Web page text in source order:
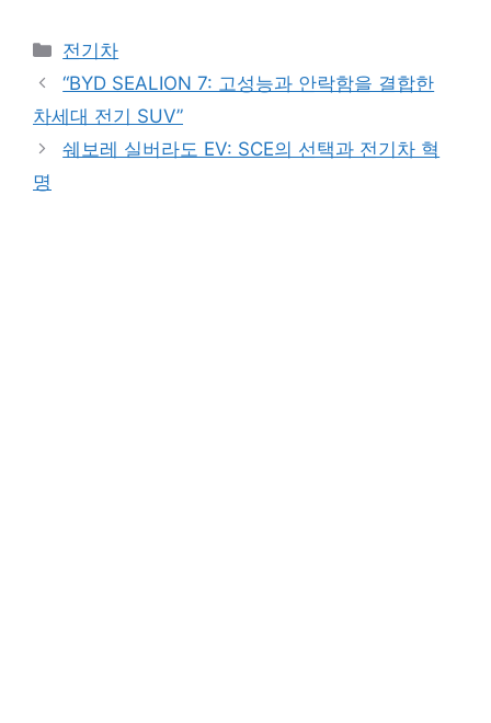
Categories
전기차
“BYD SEALION 7: 고성능과 안락함을 결합한
차세대 전기 SUV”
쉐보레 실버라도 EV: SCE의 선택과 전기차 혁
명